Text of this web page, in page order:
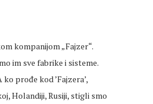
kompanijom „Fajzer“.
im sve fabrike i sisteme.
prođe kod ’Fajzera’,
Holandiji, Rusiji, stigli smo